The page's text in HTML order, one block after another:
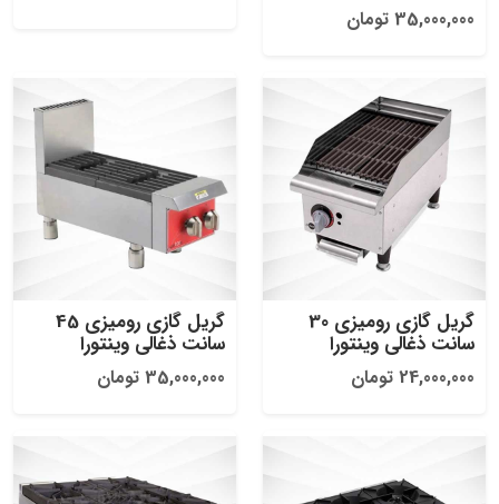
35,000,000 تومان
گریل گازی رومیزی 30
سانت ذغالی وینتورا
24,000,000 تومان
گریل گازی رومیزی 45
سانت ذغالی وینتورا
35,000,000 تومان